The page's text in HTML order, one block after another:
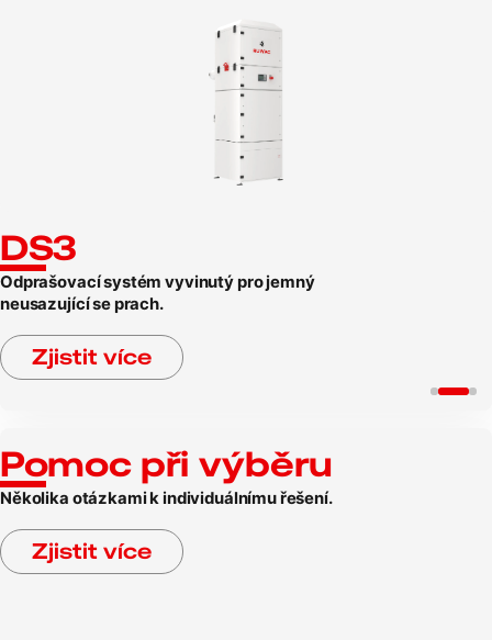
DS3
Odprašovací systém vyvinutý pro jemný
neusazující se prach.
Zjistit více
Pomoc při výběru
Několika otázkami k individuálnímu řešení.
Zjistit více